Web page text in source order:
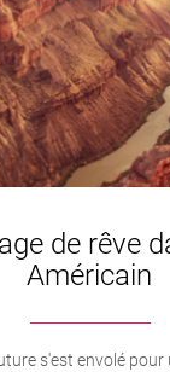
de rêve
Américain
s'est envolé